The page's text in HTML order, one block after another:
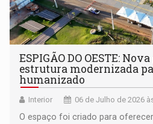
ESPIGÃO DO OESTE:
estrutura modernizada
humanizado
Interior 06 de Julho de 2026
O espaço foi criado para